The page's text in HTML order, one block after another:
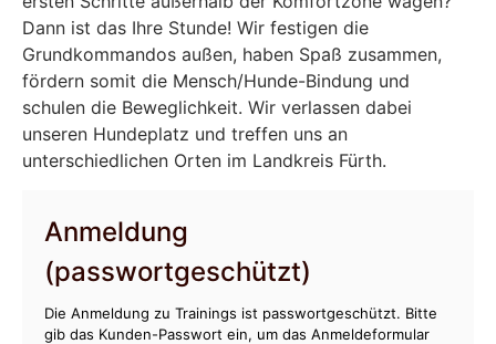
Dann ist das Ihre Stunde! Wir festigen die
Grundkommandos außen, haben Spaß zusammen,
fördern somit die Mensch/Hunde-Bindung und
schulen die Beweglichkeit. Wir verlassen dabei
unseren Hundeplatz und treffen uns an
unterschiedlichen Orten im Landkreis Fürth.
Anmeldung
(passwortgeschützt)
Die Anmeldung zu Trainings ist passwortgeschützt. Bitte
gib das Kunden-Passwort ein, um das Anmeldeformular